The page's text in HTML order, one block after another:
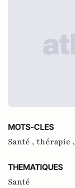
MOTS-CLES
Santé , thérapie ,
THEMATIQUES
Santé